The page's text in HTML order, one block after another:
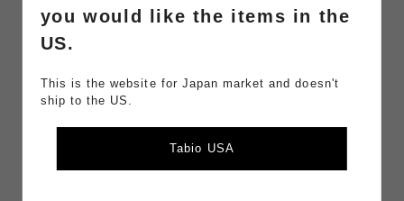
you would like the items in the
US.
This is the website for Japan market and doesn't
ship to the US.
Tabio USA